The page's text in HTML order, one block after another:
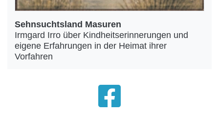
Sehnsuchtsland Masuren
Irmgard Irro über Kindheitserinnerungen und
eigene Erfahrungen in der Heimat ihrer
Vorfahren